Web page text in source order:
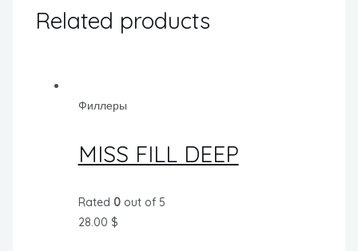
Related products
Филлеры
MISS FILL DEEP
Rated 0out of 5
28.00 $